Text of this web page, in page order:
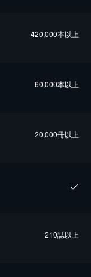
420,000本以上
60,000本以上
20,000冊以上
210誌以上